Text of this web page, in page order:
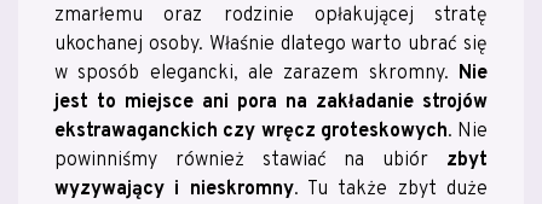
zmarłemu oraz rodzinie opłakującej stratę
ukochanej osoby. Właśnie dlatego warto ubrać się
w sposób elegancki, ale zarazem skromny. Nie
jest to miejsce ani pora na zakładanie strojów
ekstrawaganckich czy wręcz groteskowych. Nie
powinniśmy również stawiać na ubiór zbyt
wyzywający i nieskromny. Tu także zbyt duże